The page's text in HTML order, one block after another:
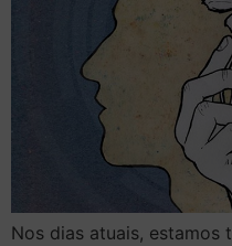
Nos dias atuais, estamos